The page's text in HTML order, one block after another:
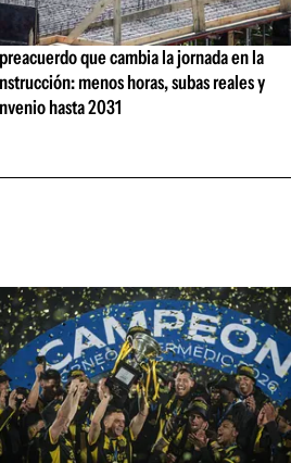
que cambia la jornada en la
menos horas, subas reales y
hasta 2031